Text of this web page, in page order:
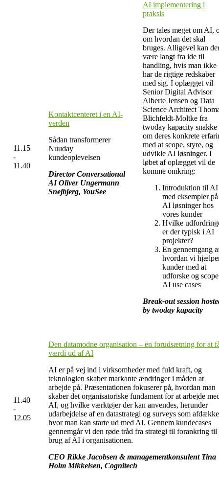
11.15
-
11.40
Kontaktcenteret i en AI-
verden
Sådan transformerer
Nuuday
kundeoplevelsen
Director Conversational
AI Oliver Ungermann
Snejbjerg, YouSee
AI implementering i
praksis
Der tales meget om AI,
om hvordan det skal
bruges. Alligevel kan
være langt fra ide til
handling, hvis man ikke
har de rigtige redskaber
med sig. I oplægget vil
Senior Digital Advisor
Alberte Jensen og Data
Science Architect
Blichfeldt-Moltke fra
twoday kapacity snakke
om deres konkrete
med at scope, styre, og
udvikle AI løsninger. I
løbet af oplægget vil de
komme omkring:
Introduktion til AI
med eksempler på
AI løsninger hos
vores kunder
Hvilke
er der typisk i AI
projekter?
En gennemgang
hvordan vi
kunder med at
udforske og scope
AI use cases
Break-out session
by twoday kapacity
11.40
-
12.05
Den datamodne organisation – en forudsætning for at
værdi ud af AI
AI er på vej ind i virksomheder med fuld kraft, og
teknologien skaber markante ændringer i måden at
arbejde på. Præsentationen fokuserer på, hvordan man
skaber det organisatoriske fundament for at arbejde
AI, og hvilke værktøjer der kan anvendes, herunder
udarbejdelse af en datastrategi og surveys som
hvor man kan starte ud med AI. Gennem kundecases
gennemgår vi den røde tråd fra strategi til forankring til
brug af AI i organisationen.
CEO Rikke Jacobsen & managementkonsulent Tina
Holm Mikkelsen, Cognitech